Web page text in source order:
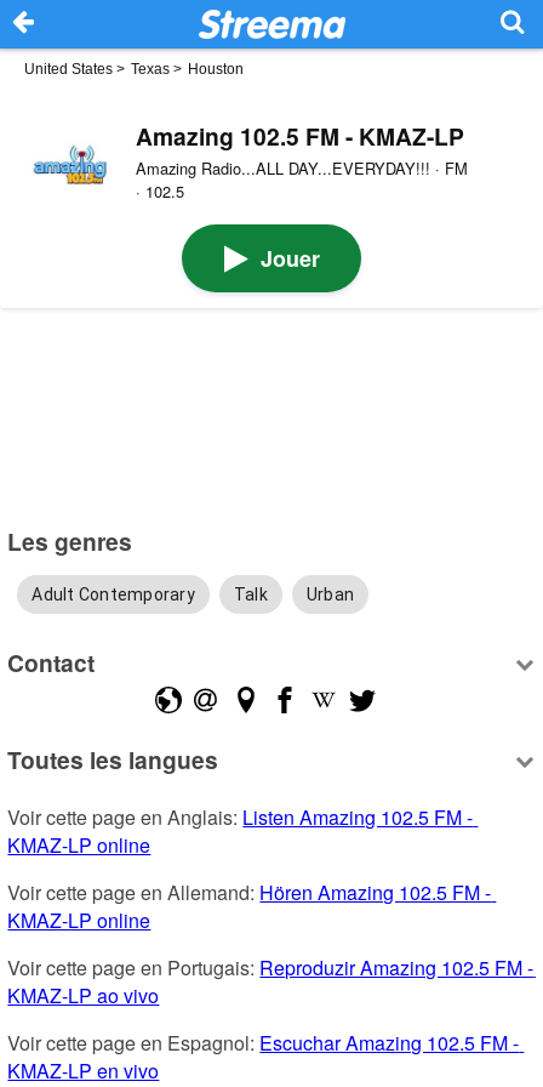
United States > Texas > Houston
Amazing 102.5 FM - KMAZ-LP
Amazing Radio...ALL DAY...EVERYDAY!!! · FM
· 102.5
Jouer
Les genres
Adult Contemporary Talk Urban
Contact
Toutes les langues
Voir cette page en Anglais: Listen Amazing 102.5 FM -
KMAZ-LP online
Voir cette page en Allemand: Hören Amazing 102.5 FM -
KMAZ-LP online
Voir cette page en Portugais: Reproduzir Amazing 102.5 FM -
KMAZ-LP ao vivo
Voir cette page en Espagnol: Escuchar Amazing 102.5 FM -
KMAZ-LP en vivo